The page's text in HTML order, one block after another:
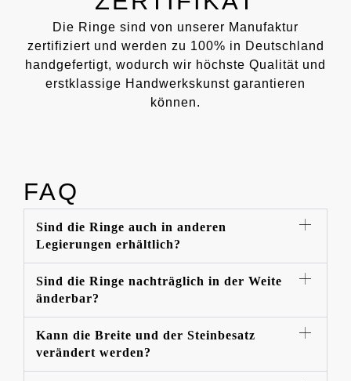
Die Ringe sind von unserer Manufaktur
zertifiziert und werden zu 100% in Deutschland
handgefertigt, wodurch wir höchste Qualität und
erstklassige Handwerkskunst garantieren
können.
FAQ
Sind die Ringe auch in anderen
Legierungen erhältlich?
Sind die Ringe nachträglich in der Weite
änderbar?
Kann die Breite und der Steinbesatz
verändert werden?